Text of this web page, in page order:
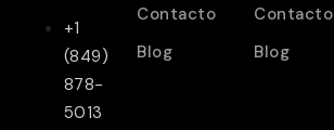
+1
(849)
878-
5013
Contacto
Blog
Contacto
Blog